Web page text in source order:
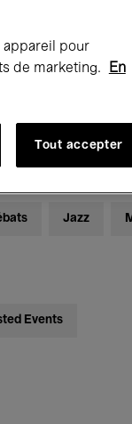
Jazz
Events
appareil pour
de marketing.
En
Tout accepter